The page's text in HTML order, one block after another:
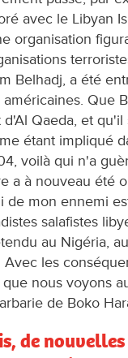
avec le Libyan
organisation
Belhadj, a été
Que
Qaeda, et
étant impliqué
voilà qui n'a
a à nouveau été
de mon ennemi
salafistes
au Nigéria,
Avec les
nous voyons
de Boko
de